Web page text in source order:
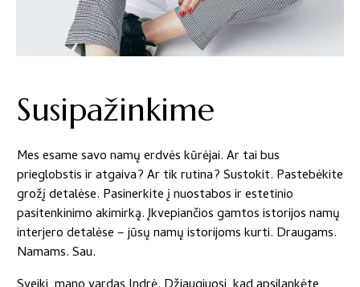
Susipažinkime
Mes esame savo namų erdvės kūrėjai. Ar tai bus
prieglobstis ir atgaiva? Ar tik rutina? Sustokit. Pastebėkite
grožį detalėse. Pasinerkite į nuostabos ir estetinio
pasitenkinimo akimirką. Įkvepiančios gamtos istorijos namų
interjero detalėse – jūsų namų istorijoms kurti. Draugams.
Namams. Sau.